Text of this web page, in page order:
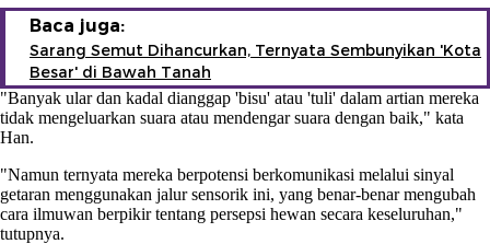
Baca juga:
Sarang Semut Dihancurkan, Ternyata Sembunyikan 'Kota
Besar' di Bawah Tanah
"Banyak ular dan kadal dianggap 'bisu' atau 'tuli' dalam artian mereka
tidak mengeluarkan suara atau mendengar suara dengan baik," kata
Han.
"Namun ternyata mereka berpotensi berkomunikasi melalui sinyal
getaran menggunakan jalur sensorik ini, yang benar-benar mengubah
cara ilmuwan berpikir tentang persepsi hewan secara keseluruhan,"
tutupnya.